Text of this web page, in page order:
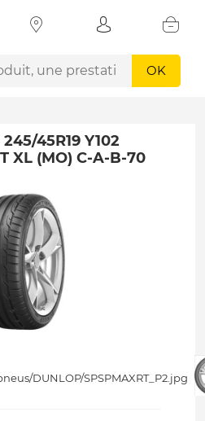
OK
45R19 Y102
XL (MO) C-A-B-70